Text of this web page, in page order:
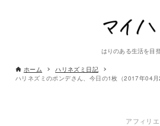
はりのある生活を目
ホーム
ハリネズミ日記
ハリネズミのポンデさん、今日の1枚（2017年04月
アフィリ